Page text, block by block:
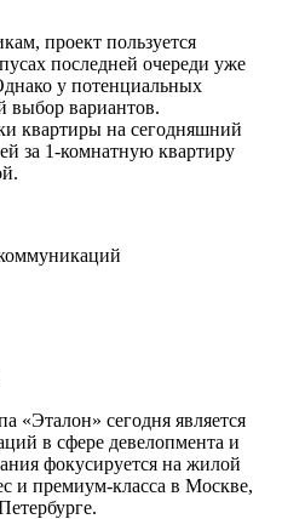
проект пользуется
последней очереди уже
у потенциальных
выбор вариантов.
квартиры на сегодняшний
за 1-комнатную квартиру
«Эталон» сегодня является
в сфере девелопмента и
фокусируется на жилой
и премиум-класса в Москве,